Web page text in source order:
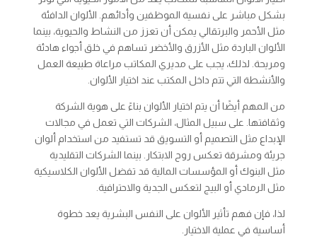
بشكل مباشر على نفسية الموظفين وأدائهم. الألوان الدافئة
مثل الأحمر والبرتقالي يمكن أن تعزز من النشاط والحيوية، بينما
الألوان الباردة مثل الأزرق والأخضر تساهم في خلق أجواء هادئة
ومريحة. لذلك، يجب على مديري المكاتب مراعاة طبيعة العمل
والأنشطة التي تتم داخل المكتب عند اختيار الألوان.
من المهم أيضًا أن يتم اختيار الألوان بناءً على هوية الشركة
وثقافتها. على سبيل المثال، الشركات التي تعمل في مجالات
الإبداع مثل التصميم أو التسويق قد تستفيد من استخدام ألوان
جريئة ومشرقة تعكس روح الابتكار. بينما الشركات التقليدية
مثل البنوك أو المؤسسات المالية قد تفضل الألوان الكلاسيكية
مثل الرمادي أو البيج لتعكس الجدية والاحترافية.
لذا، فإن فهم تأثير الألوان على النفس البشرية يعد خطوة
أساسية في عملية الاختيار.